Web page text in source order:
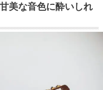
美な音色に酔いしれ